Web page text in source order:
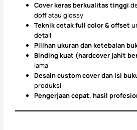
Cover keras berkualitas tinggi
doff atau glossy
Teknik cetak full color & offset
detail
Pilihan ukuran dan ketebalan
Binding kuat (hardcover jahit
lama
Desain custom cover dan isi
produksi
Pengerjaan cepat, hasil